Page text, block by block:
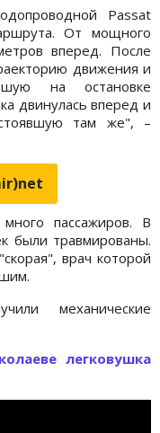
Passat
От мощного
вперед. После
движения и
на остановке
двинулась вперед и
там же", –
пассажиров. В
были травмированы.
врач которой
механические
легковушка